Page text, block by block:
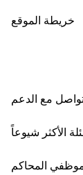
خريطة الموقع
مع الدعم
الأكثر شيوعاً
المحاكم